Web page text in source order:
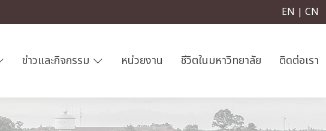
EN | CN
ข่าวและกิจกรรม หน่วยงาน ชีวิตในมหาวิทยาลัย ติดต่อเรา